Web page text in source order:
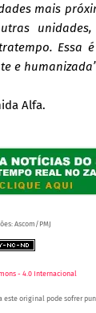
mais
Essa
e
Alfa.
Ascom/PMJ
- 4.0 Internacional
este original pode sofrer